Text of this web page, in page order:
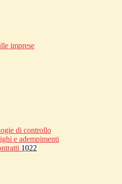
imprese
di controllo
e adempimenti
1022